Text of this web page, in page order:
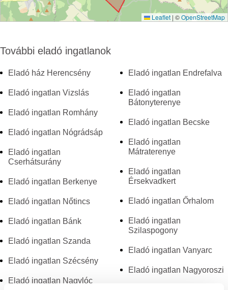
Leaflet | ©OpenStreetMap
További eladó ingatlanok
Eladó ház Herencsény
Eladó ingatlan Vizslás
Eladó ingatlan Romhány
Eladó ingatlan Nógrádsáp
Eladó ingatlan
Cserhátsurány
Eladó ingatlan Berkenye
Eladó ingatlan Nőtincs
Eladó ingatlan Bánk
Eladó ingatlan Szanda
Eladó ingatlan Szécsény
Eladó ingatlan Nagylóc
Eladó ingatlan Endrefalva
Eladó ingatlan
Bátonyterenye
Eladó ingatlan Becske
Eladó ingatlan
Mátraterenye
Eladó ingatlan
Érsekvadkert
Eladó ingatlan Őrhalom
Eladó ingatlan
Szilaspogony
Eladó ingatlan Vanyarc
Eladó ingatlan Nagyoroszi